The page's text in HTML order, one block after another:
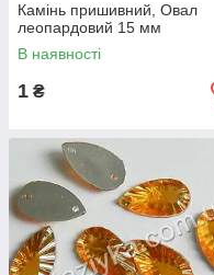
Камінь пришивний, Овал
леопардовий 15 мм
В наявності
1 ₴